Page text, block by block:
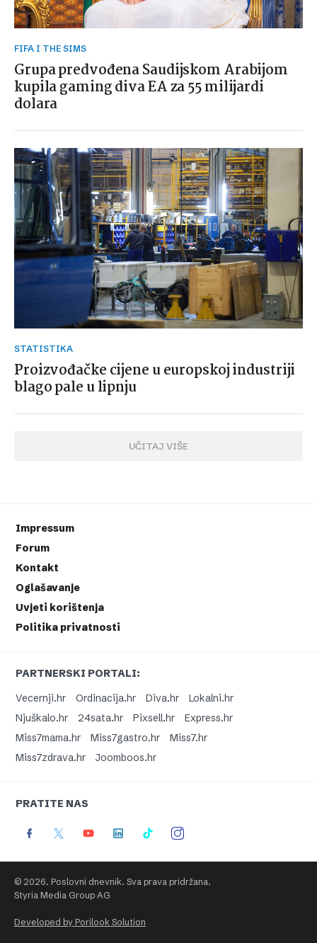
FIFA I THE SIMS
Grupa predvođena Saudijskom Arabijom
kupila gaming diva EA za 55 milijardi
dolara
STATISTIKA
Proizvođačke cijene u europskoj industriji
blago pale u lipnju
UČITAJ VIŠE
Impressum
Forum
Kontakt
Oglašavanje
Uvjeti korištenja
Politika privatnosti
PARTNERSKI PORTALI:
Vecernji.hr
Ordinacija.hr Diva.hr
Lokalni.hr
Njuškalo.hr
24sata.hr Pixsell.hr
Express.hr
Miss7mama.hr
Miss7gastro.hr
Miss7.hr
Miss7zdrava.hr
Joomboos.hr
PRATITE NAS
© 2026. Poslovni dnevnik. Sva prava pridržana.
Styria Media Group AG
Developed by Porilook Solution